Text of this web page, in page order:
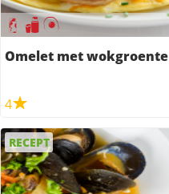
Omelet met wokgroente
4
RECEPT